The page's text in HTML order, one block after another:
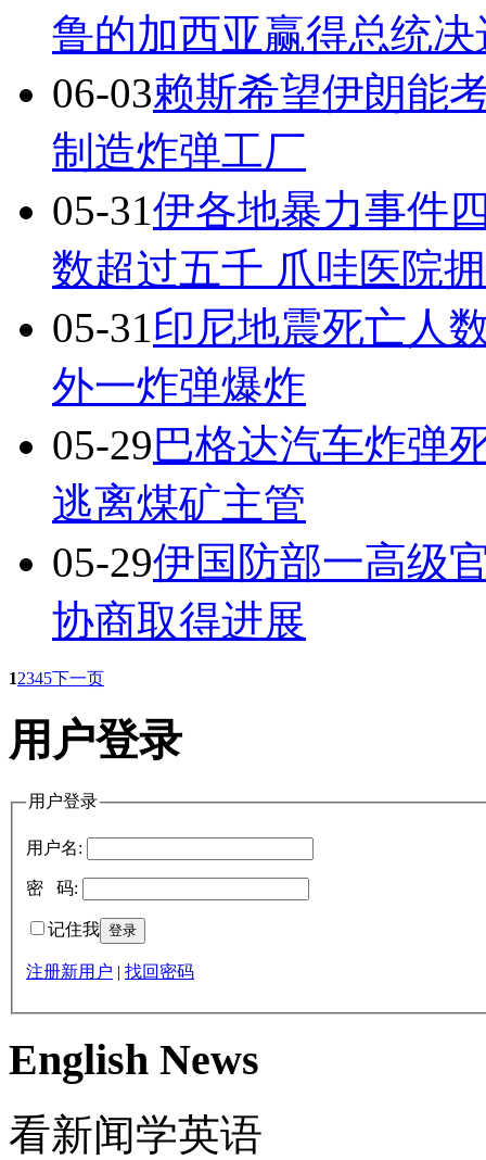
鲁的加西亚赢得总统
06-03赖斯希望伊朗能
制造炸弹工厂
05-31伊各地暴力事件
数超过五千 爪哇医院
05-31印尼地震死亡人
外一炸弹爆炸
05-29巴格达汽车炸弹
逃离煤矿主管
05-29伊国防部一高级
协商取得进展
12345下一页
用户登录
用户登录
用户名:
密 码:
记住我
注册新用户 | 找回密码
English News
看新闻学英语